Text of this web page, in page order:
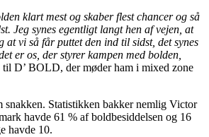
klart mest og skaber flest chancer og så
Jeg synes egentligt langt hen af vejen, at
at vi så får puttet den ind til sidst, det synes
er os, der styrer kampen med bolden,
til D’ BOLD, der møder ham i mixed zone
snakken. Statistikken bakker nemlig Victor
havde 61 % af boldbesiddelsen og 16
havde 10.